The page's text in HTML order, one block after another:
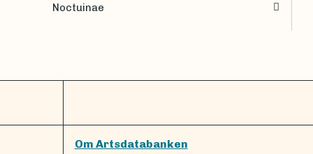
Noctuinae
Om Artsdatabanken